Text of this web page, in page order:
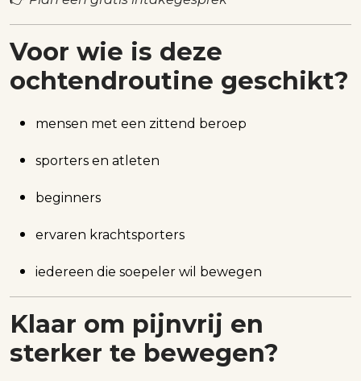
Voor wie is deze
ochtendroutine geschikt?
mensen met een zittend beroep
sporters en atleten
beginners
ervaren krachtsporters
iedereen die soepeler wil bewegen
Klaar om pijnvrij en
sterker te bewegen?